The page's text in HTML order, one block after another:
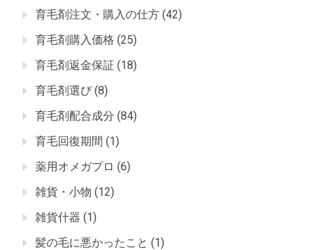
育毛剤注文・購入の仕方 (42)
育毛剤購入価格 (25)
育毛剤返金保証 (18)
育毛剤選び (8)
育毛剤配合成分 (84)
育毛回復期間 (1)
薬用オメガプロ (6)
雑貨・小物 (12)
雑貨什器 (1)
髪の毛に悪かったこと (1)